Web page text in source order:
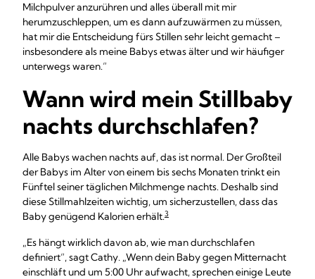
Milchpulver anzurühren und alles überall mit mir
herumzuschleppen, um es dann aufzuwärmen zu müssen,
hat mir die Entscheidung fürs Stillen sehr leicht gemacht –
insbesondere als meine Babys etwas älter und wir häufiger
unterwegs waren.“
Wann wird mein Stillbaby
nachts durchschlafen?
Alle Babys wachen nachts auf, das ist normal. Der Großteil
der Babys im Alter von einem bis sechs Monaten trinkt ein
Fünftel seiner täglichen Milchmenge nachts. Deshalb sind
diese Stillmahlzeiten wichtig, um sicherzustellen, dass das
Baby genügend Kalorien erhält.3
„Es hängt wirklich davon ab, wie man durchschlafen
definiert“, sagt Cathy. „Wenn dein Baby gegen Mitternacht
einschläft und um 5:00 Uhr aufwacht, sprechen einige Leute